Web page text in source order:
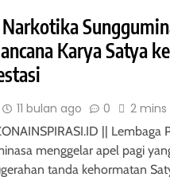
Narkotika
Karya Satya
11 bulan ago 0 2 mins
|| Lembaga
menggelar apel pagi
tanda kehormatan